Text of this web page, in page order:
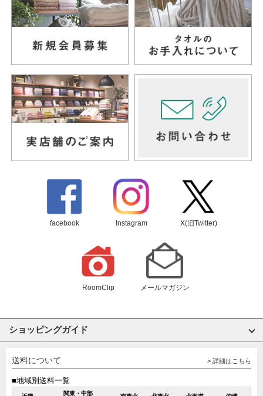
facebook Instagram X(旧Twitter)
RoomClip メールマガジン
ショッピングガイド
送料について > 詳細はこちら
■地域別送料一覧
関東・中部